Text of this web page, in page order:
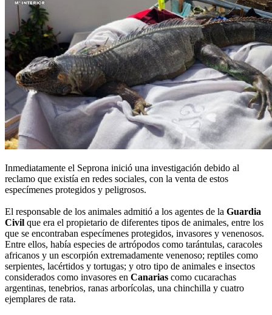
Inmediatamente el Seprona inició una investigación debido al
reclamo que existía en redes sociales, con la venta de estos
especímenes protegidos y peligrosos.
El responsable de los animales admitió a los agentes de la Guardia
Civil que era el propietario de diferentes tipos de animales, entre los
que se encontraban especímenes protegidos, invasores y venenosos.
Entre ellos, había especies de artrópodos como tarántulas, caracoles
africanos y un escorpión extremadamente venenoso; reptiles como
serpientes, lacértidos y tortugas; y otro tipo de animales e insectos
considerados como invasores en Canarias como cucarachas
argentinas, tenebrios, ranas arborícolas, una chinchilla y cuatro
ejemplares de rata.